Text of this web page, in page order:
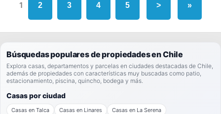
1 2 3 4 5 > »
Búsquedas populares de propiedades en Chile
Explora casas, departamentos y parcelas en ciudades destacadas de Chile,
además de propiedades con características muy buscadas como patio,
estacionamiento, piscina, quincho, bodega y más.
Casas por ciudad
Casas en Talca Casas en Linares
Casas en La Serena